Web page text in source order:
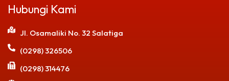
Hubungi Kami
Jl. Osamaliki No. 32 Salatiga
(0298) 326506
(0298) 314476